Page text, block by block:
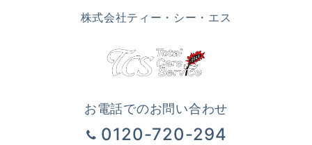
株式会社ティー・シー・エス
お電話でのお問い合わせ
0120-720-294